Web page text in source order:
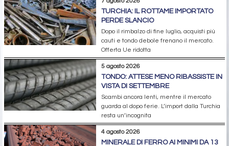
TURCHIA: IL ROTTAME IMPORTATO
PERDE SLANCIO
Dopo il rimbalzo di fine luglio, acquisti più
cauti e tondo debole frenano il mercato.
Offerta Ue ridotta
5 agosto 2026
TONDO: ATTESE MENO RIBASSISTE IN
VISTA DI SETTEMBRE
Scambi ancora lenti, mentre il mercato
guarda al dopo ferie. L’import dalla Turchia
resta un’incognita
4 agosto 2026
MINERALE DI FERRO AI MINIMI DA 13